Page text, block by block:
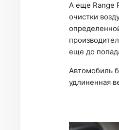
А еще Range
очистки
еще до
Автомобиль
удлиненная